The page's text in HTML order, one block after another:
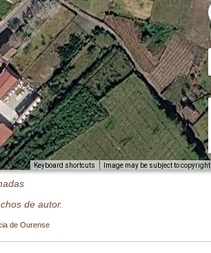
Keyboard shortcuts Image may be subject to copyright
de autor.
de Ourense